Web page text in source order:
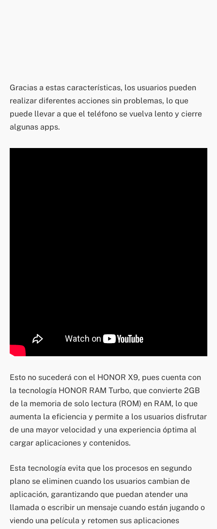
Gracias a estas características, los usuarios pueden
realizar diferentes acciones sin problemas, lo que
puede llevar a que el teléfono se vuelva lento y cierre
algunas apps.
Esto no sucederá con el HONOR X9, pues cuenta con
la tecnología HONOR RAM Turbo, que convierte 2GB
de la memoria de solo lectura (ROM) en RAM, lo que
aumenta la eficiencia y permite a los usuarios disfrutar
de una mayor velocidad y una experiencia óptima al
cargar aplicaciones y contenidos.
Esta tecnología evita que los procesos en segundo
plano se eliminen cuando los usuarios cambian de
aplicación, garantizando que puedan atender una
llamada o escribir un mensaje cuando están jugando o
viendo una película y retomen sus aplicaciones